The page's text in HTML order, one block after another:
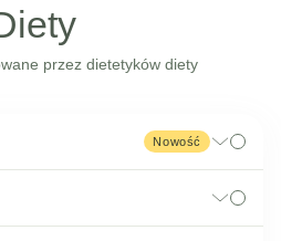
przez dietetyków diety
Nowość